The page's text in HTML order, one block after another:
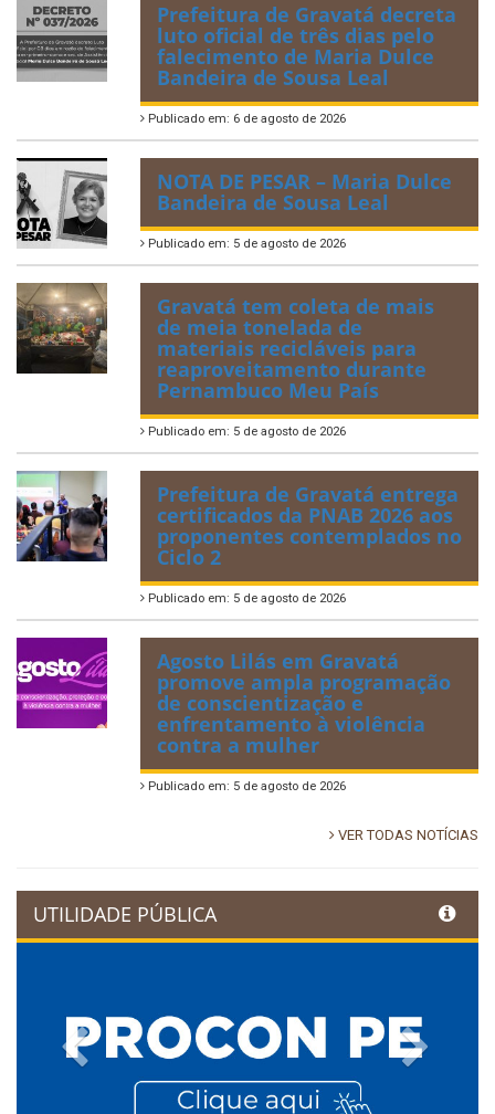
Prefeitura de Gravatá decreta
luto oficial de três dias pelo
falecimento de Maria Dulce
Bandeira de Sousa Leal
Publicado em: 6 de agosto de 2026
NOTA DE PESAR – Maria Dulce
Bandeira de Sousa Leal
Publicado em: 5 de agosto de 2026
Gravatá tem coleta de mais
de meia tonelada de
materiais recicláveis para
reaproveitamento durante
Pernambuco Meu País
Publicado em: 5 de agosto de 2026
Prefeitura de Gravatá entrega
certificados da PNAB 2026 aos
proponentes contemplados no
Ciclo 2
Publicado em: 5 de agosto de 2026
Agosto Lilás em Gravatá
promove ampla programação
de conscientização e
enfrentamento à violência
contra a mulher
Publicado em: 5 de agosto de 2026
VER TODAS NOTÍCIAS
UTILIDADE PÚBLICA
Previous